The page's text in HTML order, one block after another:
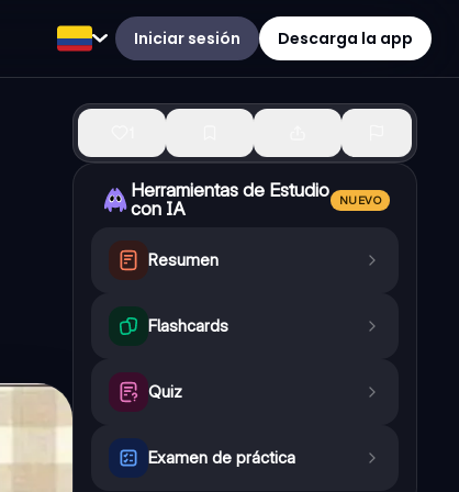
Iniciar sesión Descarga la app
Herramientas de Estudio
con IA
NUEVO
Resumen
Flashcards
Quiz
Examen de práctica